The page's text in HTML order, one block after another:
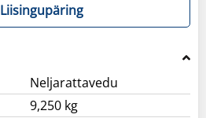
Liisingupäring
Neljarattavedu
9,250 kg